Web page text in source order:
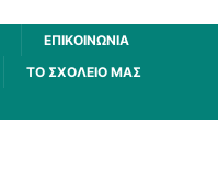
ΕΠΙΚΟΙΝΩΝΙΑ
ΤΟ ΣΧΟΛΕΙΟ ΜΑΣ